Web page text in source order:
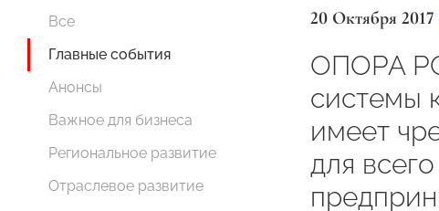
Все
Главные события
Анонсы
Важное для бизнеса
Региональное развитие
Отраслевое развитие
20 Октября 2017
ОПОРА
системы
имеет
для всего